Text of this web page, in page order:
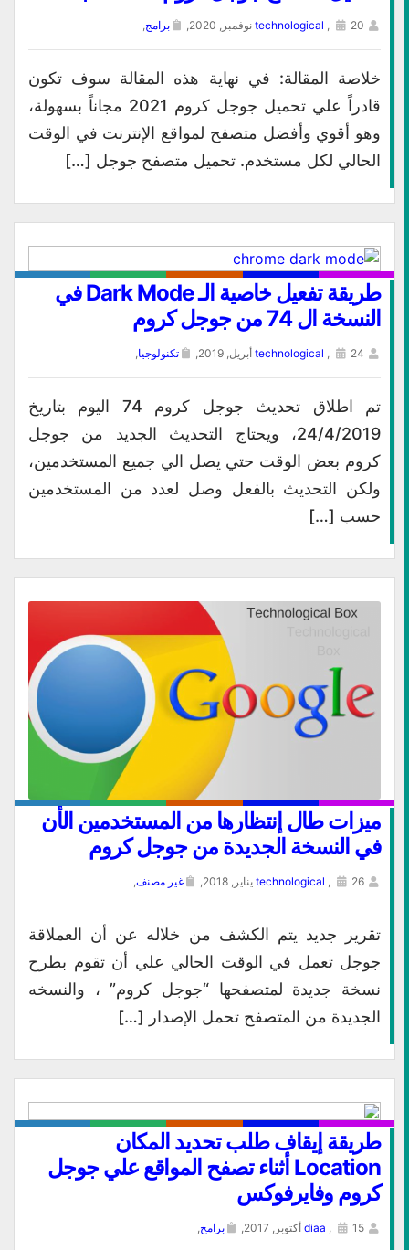
technological , 20 نوفمبر, 2020, برامج,
خلاصة المقالة: في نهاية هذه المقالة سوف تكون
قادراً علي تحميل جوجل كروم 2021 مجاناً بسهولة،
وهو أقوي وأفضل متصفح لمواقع الإنترنت في الوقت
الحالي لكل مستخدم. تحميل متصفح جوجل […]
طريقة تفعيل خاصية الـ Dark Mode في
النسخة ال 74 من جوجل كروم
technological , 24 أبريل, 2019, تكنولوجيا,
تم اطلاق تحديث جوجل كروم 74 اليوم بتاريخ
24/4/2019، ويحتاج التحديث الجديد من جوجل
كروم بعض الوقت حتي يصل الي جميع المستخدمين،
ولكن التحديث بالفعل وصل لعدد من المستخدمين
حسب […]
ميزات طال إنتظارها من المستخدمين الأن
في النسخة الجديدة من جوجل كروم
technological , 26 يناير, 2018, غير مصنف,
تقرير جديد يتم الكشف من خلاله عن أن العملاقة
جوجل تعمل في الوقت الحالي علي أن تقوم بطرح
نسخة جديدة لمتصفحها “جوجل كروم” ، والنسخه
الجديدة من المتصفح تحمل الإصدار […]
طريقة إيقاف طلب تحديد المكان
Location أثناء تصفح المواقع علي جوجل
كروم وفايرفوكس
diaa , 15 أكتوبر, 2017, برامج,